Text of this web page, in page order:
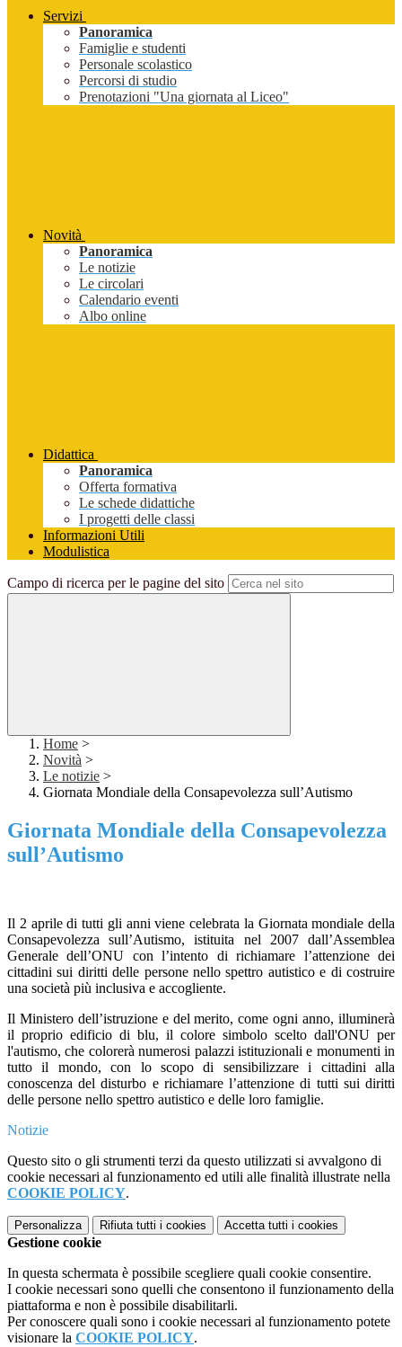
Servizi
Panoramica
Famiglie e studenti
Personale scolastico
Percorsi di studio
Prenotazioni "Una giornata al Liceo"
Novità
Panoramica
Le notizie
Le circolari
Calendario eventi
Albo online
Didattica
Panoramica
Offerta formativa
Le schede didattiche
I progetti delle classi
Informazioni Utili
Modulistica
Campo di ricerca per le pagine del sito
Home >
Novità >
Le notizie >
Giornata Mondiale della Consapevolezza sull’Autismo
Giornata Mondiale della Consapevolezza
sull’Autismo
Il 2 aprile di tutti gli anni viene celebrata la Giornata mondiale della
Consapevolezza sull’Autismo, istituita nel 2007 dall’Assemblea
Generale dell’ONU con l’intento di richiamare l’attenzione dei
cittadini sui diritti delle persone nello spettro autistico e di costruire
una società più inclusiva e accogliente.
Il Ministero dell’istruzione e del merito, come ogni anno, illuminerà
il proprio edificio di blu, il colore simbolo scelto dall'ONU per
l'autismo, che colorerà numerosi palazzi istituzionali e monumenti in
tutto il mondo, con lo scopo di sensibilizzare i cittadini alla
conoscenza del disturbo e richiamare l’attenzione di tutti sui diritti
delle persone nello spettro autistico e delle loro famiglie.
Notizie
Questo sito o gli strumenti terzi da questo utilizzati si avvalgono di
cookie necessari al funzionamento ed utili alle finalità illustrate nella
COOKIE POLICY.
Personalizza Rifiuta tutti i cookies Accetta tutti i cookies
Gestione cookie
In questa schermata è possibile scegliere quali cookie consentire.
I cookie necessari sono quelli che consentono il funzionamento della
piattaforma e non è possibile disabilitarli.
Per conoscere quali sono i cookie necessari al funzionamento potete
visionare la COOKIE POLICY.